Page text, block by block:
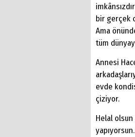
bir gerçek
Ama
tüm
Annesi
evde
çiziyor.
Helal